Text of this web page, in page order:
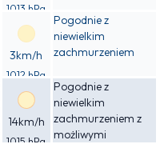
1013 hPa
3km/h
1012 hPa
Pogodnie z
niewielkim
zachmurzeniem
14km/h
1015 hPa
Pogodnie z
niewielkim
zachmurzeniem z
możliwymi